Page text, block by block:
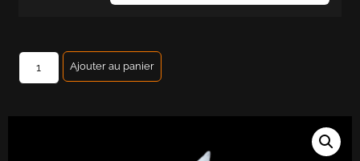
Ajouter au panier